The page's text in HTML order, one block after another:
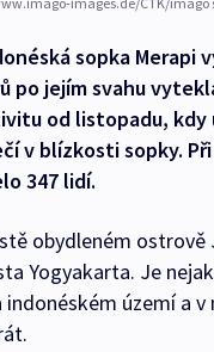
sopka Merapi
po jejím svahu
od listopadu, kdy
v blízkosti sopky.
347 lidí.
obydleném ostrově
Yogyakarta. Je
území a v